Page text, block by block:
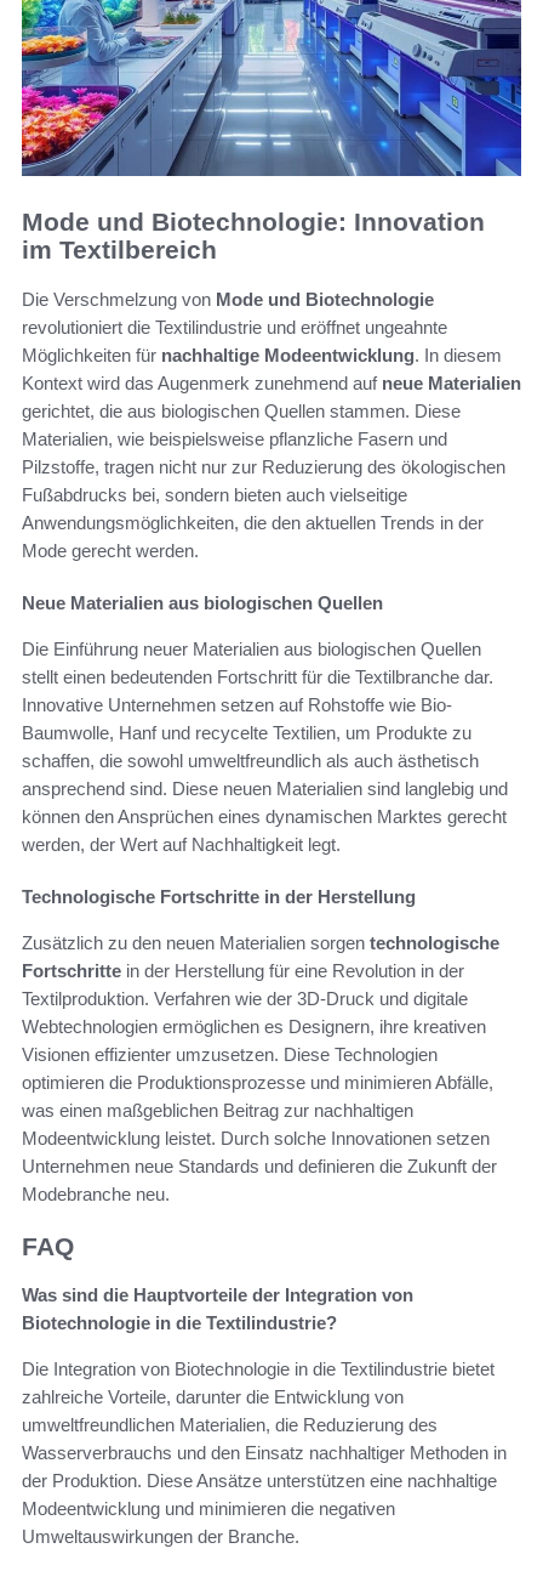
Mode und Biotechnologie: Innovation
im Textilbereich
Die Verschmelzung von Mode und Biotechnologie
revolutioniert die Textilindustrie und eröffnet ungeahnte
Möglichkeiten für nachhaltige Modeentwicklung. In diesem
Kontext wird das Augenmerk zunehmend auf neue Materialien
gerichtet, die aus biologischen Quellen stammen. Diese
Materialien, wie beispielsweise pflanzliche Fasern und
Pilzstoffe, tragen nicht nur zur Reduzierung des ökologischen
Fußabdrucks bei, sondern bieten auch vielseitige
Anwendungsmöglichkeiten, die den aktuellen Trends in der
Mode gerecht werden.
Neue Materialien aus biologischen Quellen
Die Einführung neuer Materialien aus biologischen Quellen
stellt einen bedeutenden Fortschritt für die Textilbranche dar.
Innovative Unternehmen setzen auf Rohstoffe wie Bio-
Baumwolle, Hanf und recycelte Textilien, um Produkte zu
schaffen, die sowohl umweltfreundlich als auch ästhetisch
ansprechend sind. Diese neuen Materialien sind langlebig und
können den Ansprüchen eines dynamischen Marktes gerecht
werden, der Wert auf Nachhaltigkeit legt.
Technologische Fortschritte in der Herstellung
Zusätzlich zu den neuen Materialien sorgen technologische
Fortschritte in der Herstellung für eine Revolution in der
Textilproduktion. Verfahren wie der 3D-Druck und digitale
Webtechnologien ermöglichen es Designern, ihre kreativen
Visionen effizienter umzusetzen. Diese Technologien
optimieren die Produktionsprozesse und minimieren Abfälle,
was einen maßgeblichen Beitrag zur nachhaltigen
Modeentwicklung leistet. Durch solche Innovationen setzen
Unternehmen neue Standards und definieren die Zukunft der
Modebranche neu.
FAQ
Was sind die Hauptvorteile der Integration von
Biotechnologie in die Textilindustrie?
Die Integration von Biotechnologie in die Textilindustrie bietet
zahlreiche Vorteile, darunter die Entwicklung von
umweltfreundlichen Materialien, die Reduzierung des
Wasserverbrauchs und den Einsatz nachhaltiger Methoden in
der Produktion. Diese Ansätze unterstützen eine nachhaltige
Modeentwicklung und minimieren die negativen
Umweltauswirkungen der Branche.